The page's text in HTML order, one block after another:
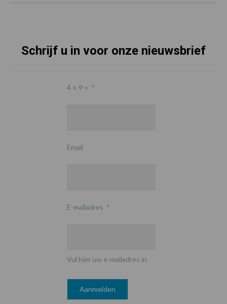
Schrijf u in voor onze nieuwsbrief
4 + 9 = *
Email
E-mailadres *
Vul hier uw e-mailadres in